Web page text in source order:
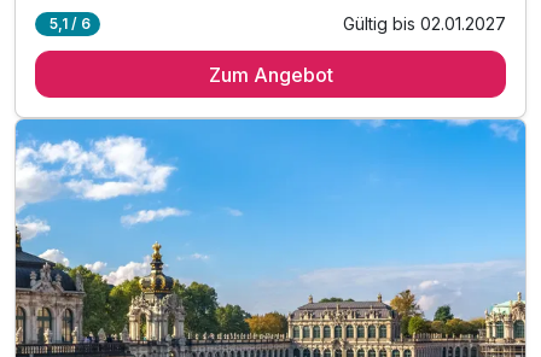
1 x reichhaltiges Frühstück vom Buffet
1 x Glas Sekt zur Begrüßung
inkl. Aktivzeit in unserem Fitnessbereich
inkl. WLAN
5,1 / 6 Gültig bis 02.01.2027
Zum Angebot